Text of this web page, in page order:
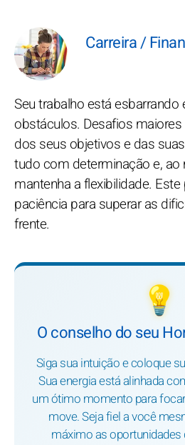
Carreira /
Seu trabalho está esbarrando
obstáculos. Desafios
dos seus objetivos e das
tudo com determinação e,
mantenha a flexibilidade.
paciência para superar as
frente.
💡
O conselho do seu
Siga sua intuição e coloque
Sua energia está alinhada
um ótimo momento para
move. Seja fiel a você
máximo as oportunidades